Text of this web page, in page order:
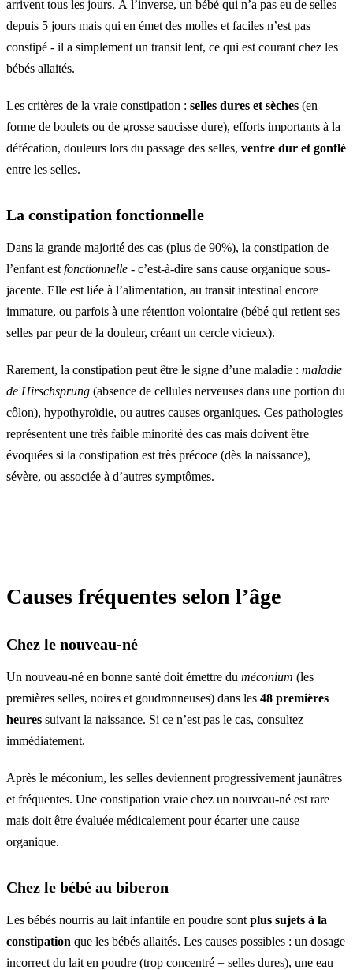
arrivent tous les jours. À l’inverse, un bébé qui n’a pas eu de selles
depuis 5 jours mais qui en émet des molles et faciles n’est pas
constipé - il a simplement un transit lent, ce qui est courant chez les
bébés allaités.
Les critères de la vraie constipation : selles dures et sèches (en
forme de boulets ou de grosse saucisse dure), efforts importants à la
défécation, douleurs lors du passage des selles, ventre dur et gonflé
entre les selles.
La constipation fonctionnelle
Dans la grande majorité des cas (plus de 90%), la constipation de
l’enfant est fonctionnelle - c’est-à-dire sans cause organique sous-
jacente. Elle est liée à l’alimentation, au transit intestinal encore
immature, ou parfois à une rétention volontaire (bébé qui retient ses
selles par peur de la douleur, créant un cercle vicieux).
Rarement, la constipation peut être le signe d’une maladie : maladie
de Hirschsprung (absence de cellules nerveuses dans une portion du
côlon), hypothyroïdie, ou autres causes organiques. Ces pathologies
représentent une très faible minorité des cas mais doivent être
évoquées si la constipation est très précoce (dès la naissance),
sévère, ou associée à d’autres symptômes.
Causes fréquentes selon l’âge
Chez le nouveau-né
Un nouveau-né en bonne santé doit émettre du méconium (les
premières selles, noires et goudronneuses) dans les 48 premières
heures suivant la naissance. Si ce n’est pas le cas, consultez
immédiatement.
Après le méconium, les selles deviennent progressivement jaunâtres
et fréquentes. Une constipation vraie chez un nouveau-né est rare
mais doit être évaluée médicalement pour écarter une cause
organique.
Chez le bébé au biberon
Les bébés nourris au lait infantile en poudre sont plus sujets à la
constipation que les bébés allaités. Les causes possibles : un dosage
incorrect du lait en poudre (trop concentré = selles dures), une eau